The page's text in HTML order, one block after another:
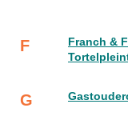
F
Franch &
G